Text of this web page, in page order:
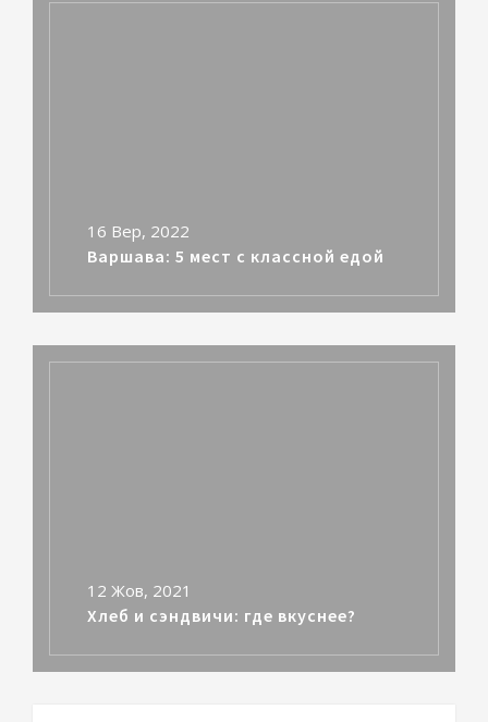
16 Вер, 2022
Варшава: 5 мест с классной едой
12 Жов, 2021
Хлеб и сэндвичи: где вкуснее?